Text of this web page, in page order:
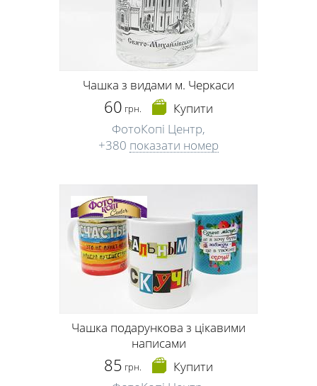
Чашка з видами м. Черкаси
60 грн.
Купити
ФотоКопі Центр,
+380 показати номер
Чашка подарункова з цікавими
написами
85 грн.
Купити